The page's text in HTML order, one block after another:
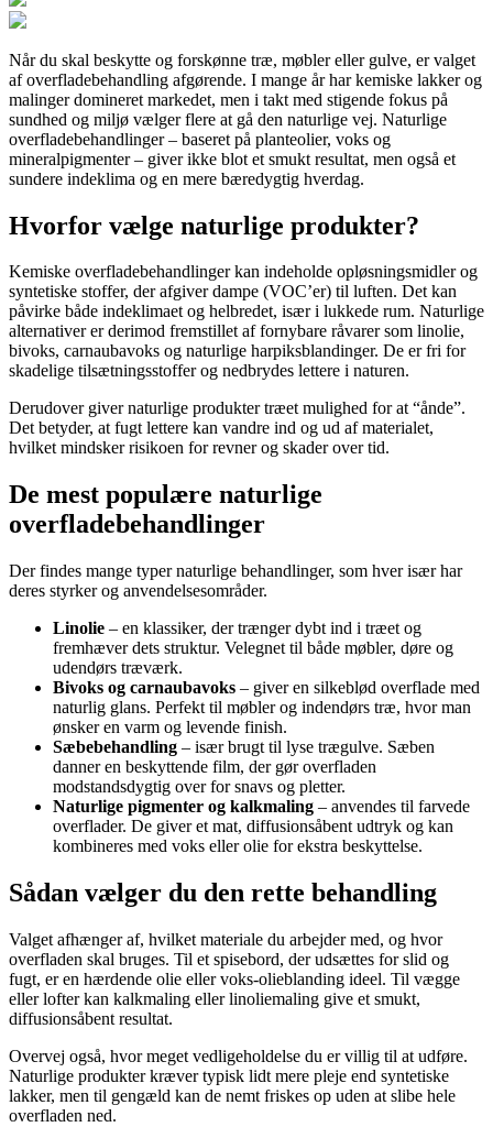
Når du skal beskytte og forskønne træ, møbler eller gulve, er valget
af overfladebehandling afgørende. I mange år har kemiske lakker og
malinger domineret markedet, men i takt med stigende fokus på
sundhed og miljø vælger flere at gå den naturlige vej. Naturlige
overfladebehandlinger – baseret på planteolier, voks og
mineralpigmenter – giver ikke blot et smukt resultat, men også et
sundere indeklima og en mere bæredygtig hverdag.
Hvorfor vælge naturlige produkter?
Kemiske overfladebehandlinger kan indeholde opløsningsmidler og
syntetiske stoffer, der afgiver dampe (VOC’er) til luften. Det kan
påvirke både indeklimaet og helbredet, især i lukkede rum. Naturlige
alternativer er derimod fremstillet af fornybare råvarer som linolie,
bivoks, carnaubavoks og naturlige harpiksblandinger. De er fri for
skadelige tilsætningsstoffer og nedbrydes lettere i naturen.
Derudover giver naturlige produkter træet mulighed for at “ånde”.
Det betyder, at fugt lettere kan vandre ind og ud af materialet,
hvilket mindsker risikoen for revner og skader over tid.
De mest populære naturlige
overfladebehandlinger
Der findes mange typer naturlige behandlinger, som hver især har
deres styrker og anvendelsesområder.
Linolie – en klassiker, der trænger dybt ind i træet og
fremhæver dets struktur. Velegnet til både møbler, døre og
udendørs træværk.
Bivoks og carnaubavoks – giver en silkeblød overflade med
naturlig glans. Perfekt til møbler og indendørs træ, hvor man
ønsker en varm og levende finish.
Sæbebehandling – især brugt til lyse trægulve. Sæben
danner en beskyttende film, der gør overfladen
modstandsdygtig over for snavs og pletter.
Naturlige pigmenter og kalkmaling – anvendes til farvede
overflader. De giver et mat, diffusionsåbent udtryk og kan
kombineres med voks eller olie for ekstra beskyttelse.
Sådan vælger du den rette behandling
Valget afhænger af, hvilket materiale du arbejder med, og hvor
overfladen skal bruges. Til et spisebord, der udsættes for slid og
fugt, er en hærdende olie eller voks-olieblanding ideel. Til vægge
eller lofter kan kalkmaling eller linoliemaling give et smukt,
diffusionsåbent resultat.
Overvej også, hvor meget vedligeholdelse du er villig til at udføre.
Naturlige produkter kræver typisk lidt mere pleje end syntetiske
lakker, men til gengæld kan de nemt friskes op uden at slibe hele
overfladen ned.